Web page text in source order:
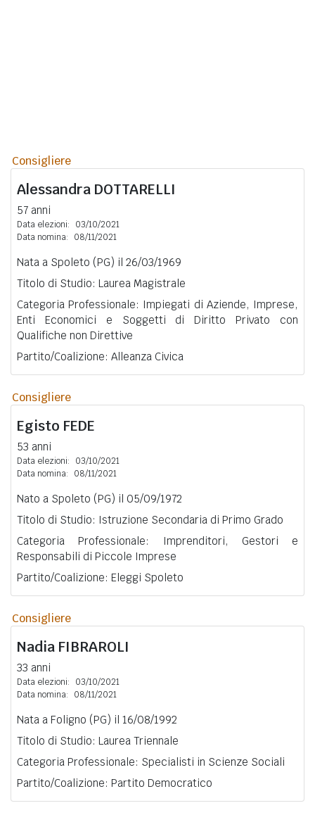
Consigliere
Alessandra DOTTARELLI
57 anni
Data elezioni:
03/10/2021
Data nomina:
08/11/2021
Nata a Spoleto (PG) il 26/03/1969
Titolo di Studio: Laurea Magistrale
Categoria Professionale: Impiegati di Aziende, Imprese,
Enti Economici e Soggetti di Diritto Privato con
Qualifiche non Direttive
Partito/Coalizione: Alleanza Civica
Consigliere
Egisto FEDE
53 anni
Data elezioni:
03/10/2021
Data nomina:
08/11/2021
Nato a Spoleto (PG) il 05/09/1972
Titolo di Studio: Istruzione Secondaria di Primo Grado
Categoria Professionale: Imprenditori, Gestori e
Responsabili di Piccole Imprese
Partito/Coalizione: Eleggi Spoleto
Consigliere
Nadia FIBRAROLI
33 anni
Data elezioni:
03/10/2021
Data nomina:
08/11/2021
Nata a Foligno (PG) il 16/08/1992
Titolo di Studio: Laurea Triennale
Categoria Professionale: Specialisti in Scienze Sociali
Partito/Coalizione: Partito Democratico